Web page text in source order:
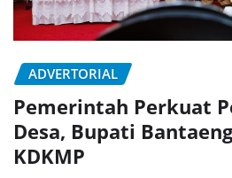
ADVERTORIAL
Pemerintah Perkuat
Desa, Bupati
KDKMP